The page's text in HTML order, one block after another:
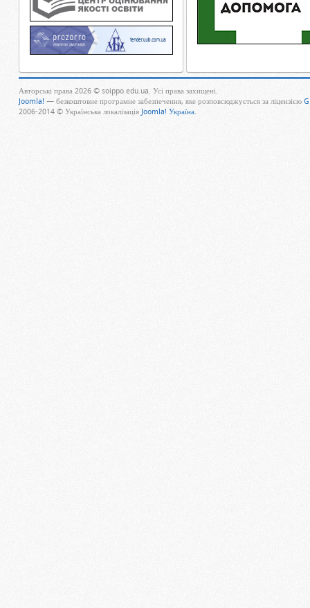
Авторські права 2026 © soippo.edu.ua. Усі права захищені.
Joomla! — безкоштовне програмне забезпечення, яке розповсюджується за ліцензією
2006-2014 © Українська локалізація Joomla! Україна.